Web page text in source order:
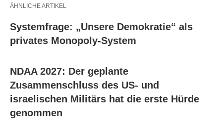
ÄHNLICHE ARTIKEL
Systemfrage: „Unsere Demokratie“ als
privates Monopoly-System
NDAA 2027: Der geplante
Zusammenschluss des US- und
israelischen Militärs hat die erste Hürde
genommen